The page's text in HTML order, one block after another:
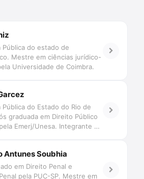
Pública do estado de
Mestre em ciências jurídico-
Universidade de Coimbra.
Pública do Estado do Rio de
graduada em Direito Público
Emerj/Unesa. Integrante do
e sistema penal’.
Antunes Soubhia
em Direito Penal e
pela PUC-SP. Mestre em